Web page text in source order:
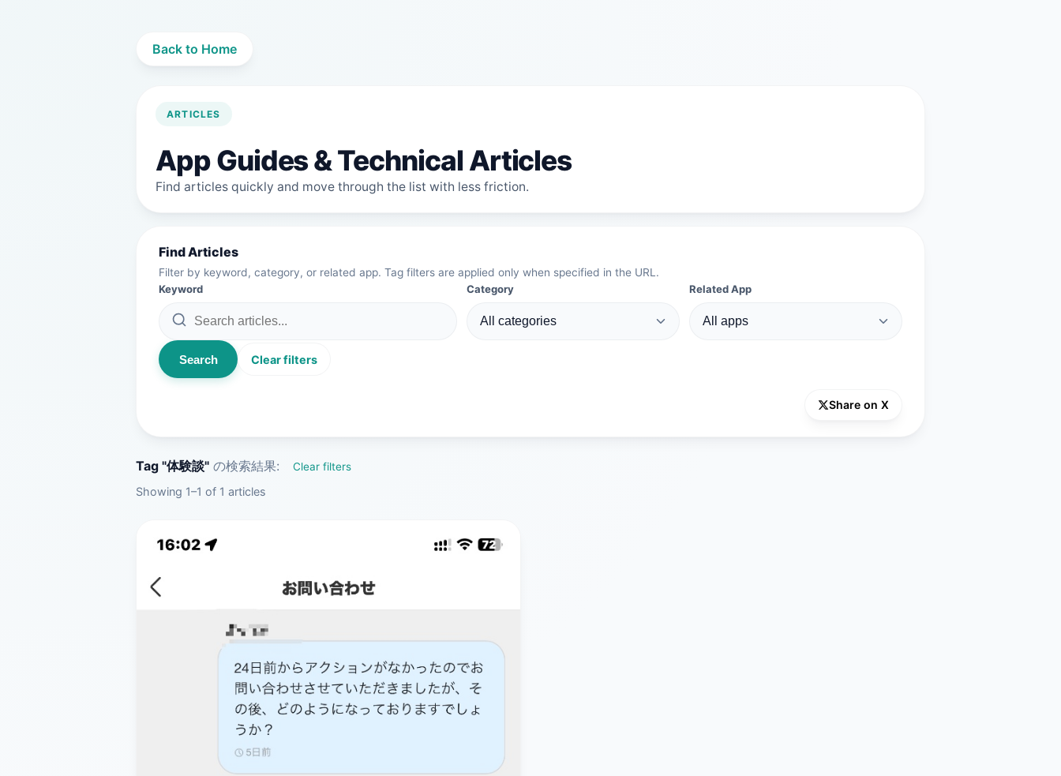
Back to Home
ARTICLES
App Guides & Technical Articles
Find articles quickly and move through the list with less friction.
Find Articles
Filter by keyword, category, or related app. Tag filters are applied only when specified in the URL.
Keyword
Category Related App
Search Clear filters
Share on X
Tag "体験談" の検索結果: Clear filters
Showing 1–1 of 1 articles